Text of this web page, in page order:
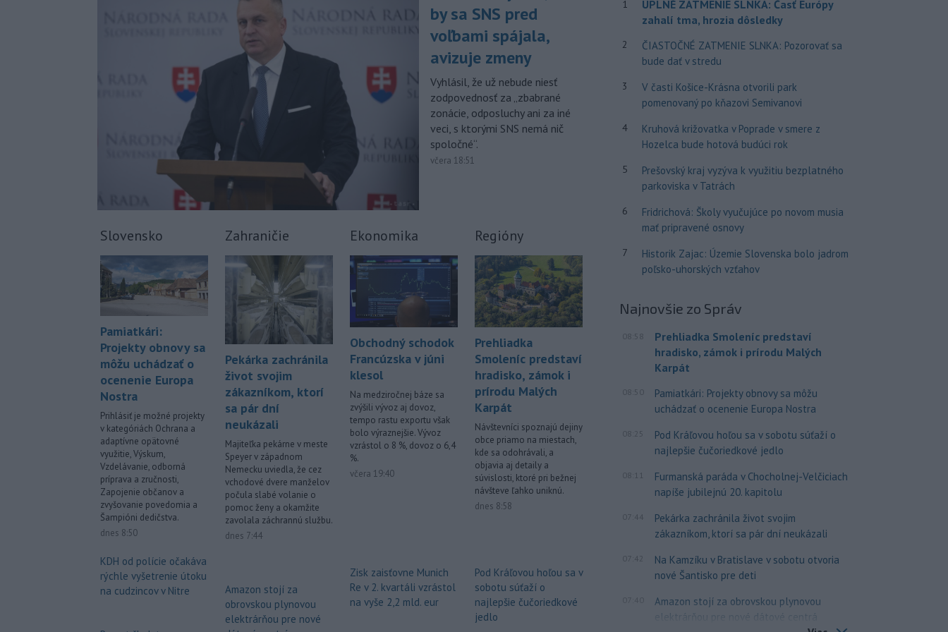
výstrahu prvého stupňa.
11:18 - Ministerstvo vnútra (MV) SR
požiada Národný bezpečnostný
(NBÚ) o nezávislé odborné posúdenie
dodaných radarových zariadení, ktoré
sú v pilotnej prevádzke.
11:03 - Pre pretrvávajúce sucho,
horúčavy a nedostatok pitnej vody
boli do odvolania vyhlásené
mimoriadne situácie v obciach Nižný
by sa SNS pred
voľbami spájala,
avizuje zmeny
Vyhlásil, že už nebude niesť
zodpovednosť za „zbabrané
zonácie, odposluchy ani za iné
veci, s ktorými SNS nemá nič
spoločné“.
včera 18:51
Slovensko
Pamiatkári:
Projekty obnovy sa
môžu uchádzať o
ocenenie Europa
Nostra
Prihlásiť je možné projekty
v kategóriách Ochrana a
adaptívne opätovné
využitie, Výskum,
Vzdelávanie, odborná
príprava a zručnosti,
Zapojenie občanov a
zvyšovanie povedomia a
Šampióni dedičstva.
dnes 8:50
KDH od polície očakáva
rýchle vyšetrenie útoku
na cudzincov v Nitre
Zahraničie
Pekárka zachránila
život svojim
zákazníkom, ktorí
sa pár dní
neukázali
Majiteľka pekárne v meste
Speyer v západnom
Nemecku uviedla, že cez
vchodové dvere manželov
počula slabé volanie o
pomoc ženy a okamžite
zavolala záchrannú službu.
dnes 7:44
Amazon stojí za
obrovskou plynovou
elektrárňou pre nové
Ekonomika
Obchodný schodok
Francúzska v júni
klesol
Na medziročnej báze sa
zvýšili vývoz aj dovoz,
tempo rastu exportu však
bolo výraznejšie. Vývoz
vzrástol o 8 %, dovoz o 6,4
%.
včera 19:40
Zisk zaisťovne Munich
Re v 2. kvartáli vzrástol
na vyše 2,2 mld. eur
Regióny
Prehliadka
Smoleníc predstaví
hradisko, zámok i
prírodu Malých
Karpát
Návštevníci spoznajú dejiny
obce priamo na miestach,
kde sa odohrávali, a
objavia aj detaily a
súvislosti, ktoré pri bežnej
návšteve ľahko uniknú.
dnes 8:58
Pod Kráľovou hoľou sa v
sobotu súťaží o
najlepšie čučoriedkové
jedlo
1
ÚPLNÉ ZATMENIE SLNKA: Časť Európy
zahalí tma, hrozia dôsledky
2
ČIASTOČNÉ ZATMENIE SLNKA: Pozorovať sa
bude dať v stredu
3
V časti Košice-Krásna otvorili park
pomenovaný po kňazovi Semivanovi
4
Kruhová križovatka v Poprade v smere z
Hozelca bude hotová budúci rok
5
Prešovský kraj vyzýva k využitiu bezplatného
parkoviska v Tatrách
6
Fridrichová: Školy vyučujúce po novom musia
mať pripravené osnovy
7
Historik Zajac: Územie Slovenska bolo jadrom
poľsko-uhorských vzťahov
Najnovšie zo Správ
08:58
Prehliadka Smoleníc predstaví
hradisko, zámok i prírodu Malých
Karpát
08:50
Pamiatkári: Projekty obnovy sa môžu
uchádzať o ocenenie Europa Nostra
08:25
Pod Kráľovou hoľou sa v sobotu súťaží o
najlepšie čučoriedkové jedlo
08:11
Furmanská paráda v Chocholnej-Velčiciach
napíše jubilejnú 20. kapitolu
07:44
Pekárka zachránila život svojim
zákazníkom, ktorí sa pár dní neukázali
07:42
Na Kamzíku v Bratislave v sobotu otvoria
nové Šantisko pre deti
Amazon stojí za obrovskou plynovou
elektrárňou pre nové dátové centrá